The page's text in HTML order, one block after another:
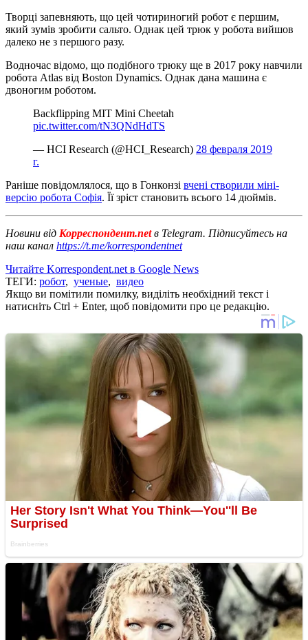
Творці запевняють, що цей чотириногий робот є першим,
який зумів зробити сальто. Однак цей трюк у робота вийшов
далеко не з першого разу.
Водночас відомо, що подібного трюку ще в 2017 року навчили
робота Atlas від Boston Dynamics. Однак дана машина є
двоногим роботом.
Backflipping MIT Mini Cheetah
pic.twitter.com/tN3QNdHdTS
— HCI Research (@HCI_Research) 28 февраля 2019
г.
Раніше повідомлялося, що в Гонконзі вчені створили міні-
версію робота Софія. Її зріст становить всього 14 дюймів.
Новини від Корреспондент.netв Telegram. Підписуйтесь на
наш канал https://t.me/korrespondentnet
Читайте Korrespondent.net в Google News
ТЕГИ: робот, ученые, видео
Якщо ви помітили помилку, виділіть необхідний текст і
натисніть Ctrl + Enter, щоб повідомити про це редакцію.